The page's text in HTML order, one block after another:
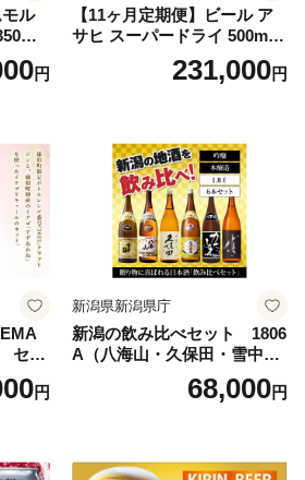
ル
水の
・離
円
【11ヶ月定期便】ビール ア
サヒ スーパードライ 500ml 2
4本 1ケース×11ヶ月 | アサヒ
ビール 究極の辛口 酒 お酒 ア
uper dry 11回 缶ビール 缶 ギ
フト 内祝い 茨城県守谷市 送
料無料
231,000円
セッ
酒
ラフ
テル
円
新潟県新潟県庁
新潟の飲み比べセット 1806
A（八海山・久保田・雪中
梅・越乃寒梅・かたふね・千
68,000円